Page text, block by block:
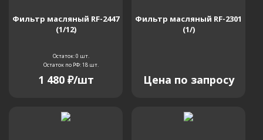
Фильтр масляный RF-2447
(1/12)
Остаток: 0 шт.
Остаток по РФ: 18шт.
1 480₽/шт
Фильтр масляный RF-2301
(1/)
Цена по запросу